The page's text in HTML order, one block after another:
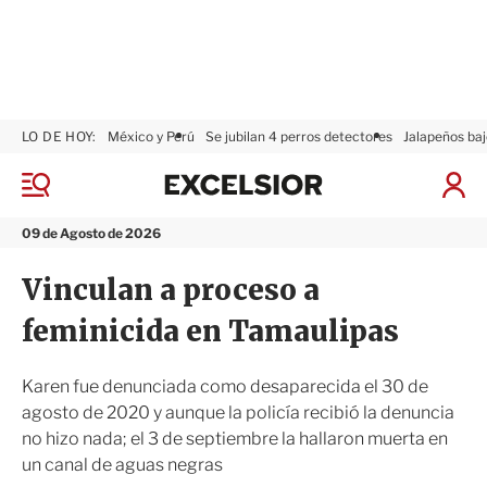
M
n
09 de Agosto de 2026
LO DE HOY: México y Perú Se jubilan 4 perros detectores Jalapeños
I
ó
x
o
r
Vinculan a proceso a
feminicida en Tamaulipas
Karen fue denunciada como desaparecida el 30 de
agosto de 2020 y aunque la policía recibió la denuncia
no hizo nada; el 3 de septiembre la hallaron muerta en
un canal de aguas negras